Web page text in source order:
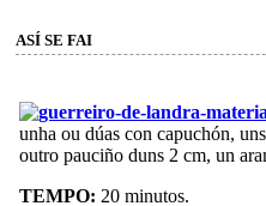
ASÍ SE FAI
unha ou dúas con capuchón,
outro pauciño duns 2 cm, un
TEMPO: 20 minutos.